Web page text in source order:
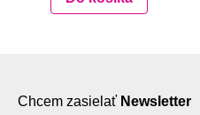
Chcem zasielať Newsletter